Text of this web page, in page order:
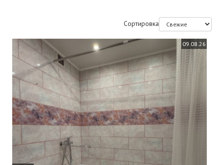
Сортировка
09.08.26